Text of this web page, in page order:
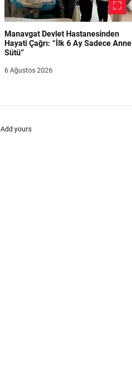
Manavgat Devlet Hastanesinden
Hayati Çağrı: “İlk 6 Ay Sadece Anne
Sütü”
6 Ağustos 2026
Add yours